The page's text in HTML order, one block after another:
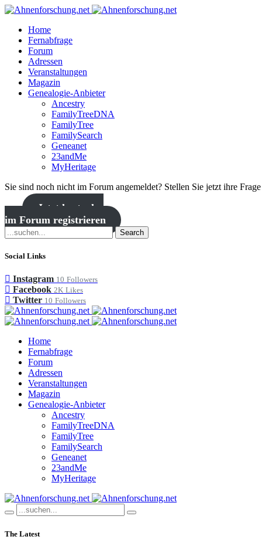
Home
Fernabfrage
Forum
Adressen
Veranstaltungen
Magazin
Genealogie-Anbieter
Ancestry
FamilyTreeDNA
FamilyTree
FamilySearch
Geneanet
23andMe
MyHeritage
Sie sind noch nicht im Forum angemeldet? Stellen Sie jetzt ihre
Jetzt kostenlos
im Forum registrieren
Search
Social Links
Instagram 10 Followers
Facebook 2K Likes
Twitter 10 Followers
Home
Fernabfrage
Forum
Adressen
Veranstaltungen
Magazin
Genealogie-Anbieter
Ancestry
FamilyTreeDNA
FamilyTree
FamilySearch
Geneanet
23andMe
MyHeritage
The Latest